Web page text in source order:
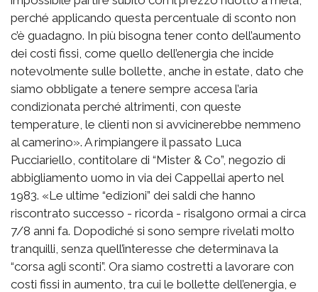
perché applicando questa percentuale di sconto non
c’è guadagno. In più bisogna tener conto dell’aumento
dei costi fissi, come quello dell’energia che incide
notevolmente sulle bollette, anche in estate, dato che
siamo obbligate a tenere sempre accesa l’aria
condizionata perché altrimenti, con queste
temperature, le clienti non si avvicinerebbe nemmeno
al camerino». A rimpiangere il passato Luca
Pucciariello, contitolare di “Mister & Co”, negozio di
abbigliamento uomo in via dei Cappellai aperto nel
1983. «Le ultime “edizioni” dei saldi che hanno
riscontrato successo - ricorda - risalgono ormai a circa
7/8 anni fa. Dopodiché si sono sempre rivelati molto
tranquilli, senza quell’interesse che determinava la
“corsa agli sconti”. Ora siamo costretti a lavorare con
costi fissi in aumento, tra cui le bollette dell’energia, e